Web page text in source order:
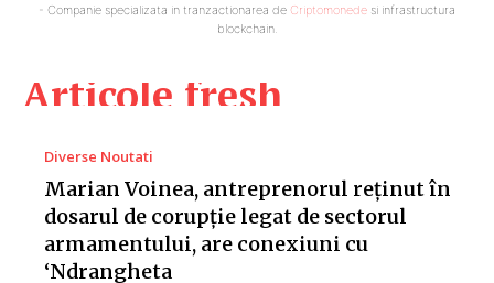
Articole fresh
Diverse Noutati
Marian Voinea, antreprenorul reținut în
dosarul de corupție legat de sectorul
armamentului, are conexiuni cu
‘Ndrangheta
- Companie specializata in tranzactionarea de Criptomonede si infrastructura
blockchain.